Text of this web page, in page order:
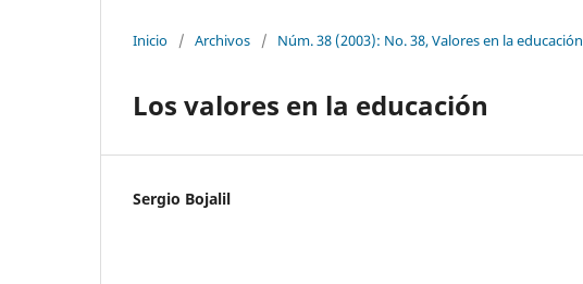
Inicio / Archivos / Núm. 38 (2003): No. 38, Valores en la educación
Los valores en la educación
Sergio Bojalil